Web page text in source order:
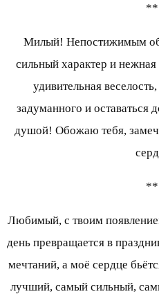
Милый! Непостижимым
сильный характер и
удивительная
задуманного и оставаться
душой! Обожаю тебя,
Любимый, с твоим
день превращается в
мечтаний, а моё сердце
лучший, самый сильный,